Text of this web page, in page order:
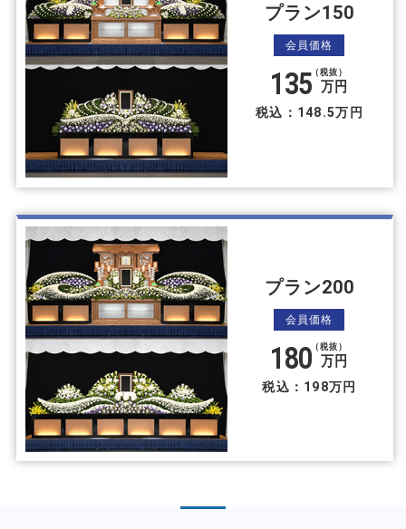
プラン150
会員価格
135（税抜）
万円
税込：148.5万円
プラン200
会員価格
180 （税抜）
万円
税込：198万円